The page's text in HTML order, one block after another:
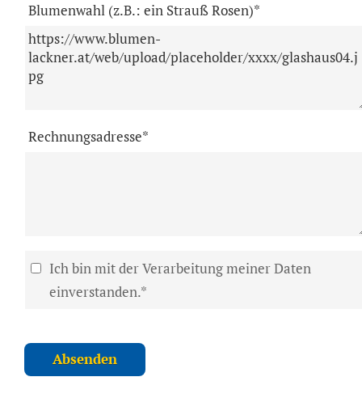
Blumenwahl (z.B.: ein Strauß Rosen)*
Rechnungsadresse*
Ich bin mit der Verarbeitung meiner Daten
einverstanden.*
Absenden